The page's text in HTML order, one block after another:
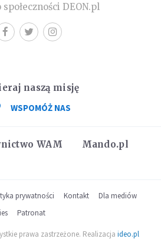
społeczności DEON.pl
WAM
Mando.pl
naszą misję
WSPOMÓŻ NAS
prywatności Kontakt
Dla mediów
Patronat
prawa zastrzeżone. Realizacja ideo.pl